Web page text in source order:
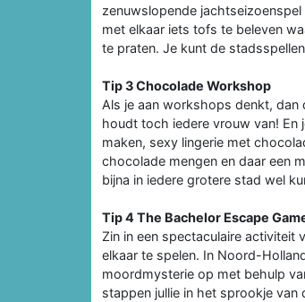
zenuwslopende jachtseizoenspel
met elkaar iets tofs te beleven
te praten. Je kunt de
Tip 3 Chocolade Workshop
Als je aan workshops denkt, dan
houdt toch iedere vrouw van! En
maken, sexy lingerie met
chocolade mengen en daar een
bijna in iedere grotere stad wel
Tip 4 The Bachelor Escape
Zin in een spectaculaire activiteit
elkaar te spelen. In Noord-
moordmysterie op met behulp
stappen jullie in het sprookje van